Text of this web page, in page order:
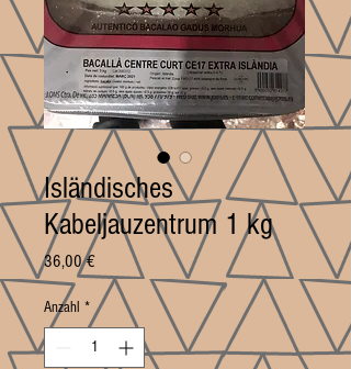
Isländisches
Kabeljauzentrum 1 kg
36,00 €Preis
Anzahl *